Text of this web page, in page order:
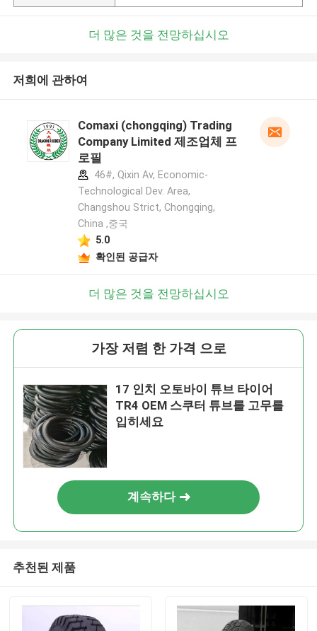
더 많은 것을 전망하십시오
저희에 관하여
Comaxi (chongqing) Trading
Company Limited 제조업체 프
로필
46#, Qixin Av, Economic-
Technological Dev. Area,
Changshou Strict, Chongqing,
China ,중국
5.0
확인된 공급자
더 많은 것을 전망하십시오
가장 저렴 한 가격 으로
17 인치 오토바이 튜브 타이어
TR4 OEM 스쿠터 튜브를 고무를
입히세요
계속하다
추천된 제품